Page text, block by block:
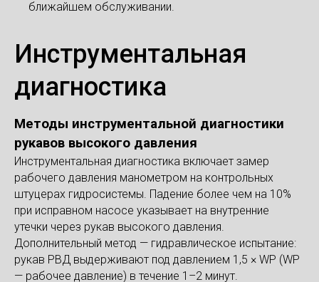
ближайшем обслуживании.
Инструментальная
диагностика
Методы инструментальной диагностики
рукавов высокого давления
Инструментальная диагностика включает замер
рабочего давления манометром на контрольных
штуцерах гидросистемы. Падение более чем на 10%
при исправном насосе указывает на внутренние
утечки через рукав высокого давления.
Дополнительный метод — гидравлическое испытание:
рукав РВД выдерживают под давлением 1,5 × WP (WP
— рабочее давление) в течение 1–2 минут.